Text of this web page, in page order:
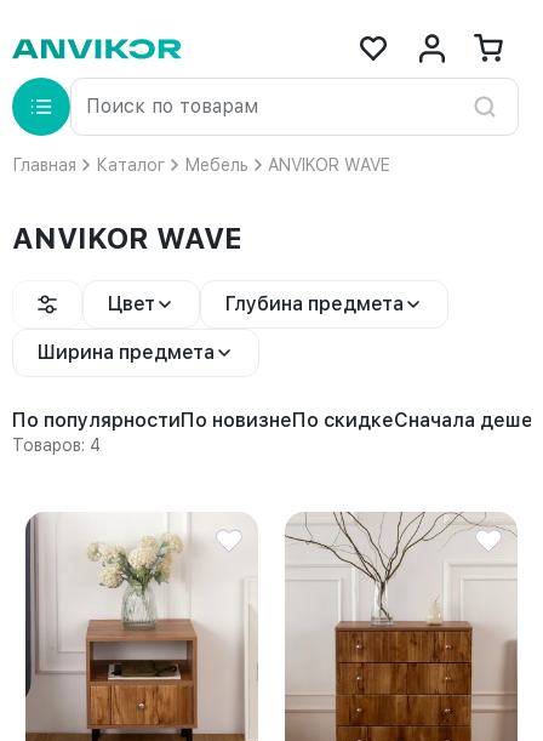
Главная Каталог Мебель ANVIKOR WAVE
ANVIKOR WAVE
Цвет Глубина предмета
Ширина предмета
По популярностиПо новизнеПо скидкеСначала
Товаров: 4